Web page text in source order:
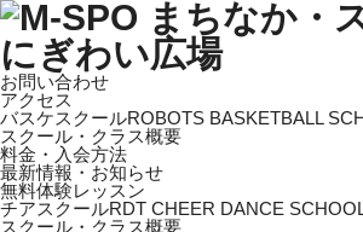
お問い合わせ
アクセス
バスケスクールROBOTS BASKETBALL
スクール・クラス概要
料金・入会方法
最新情報・お知らせ
無料体験レッスン
チアスクールRDT CHEER DANCE
スクール・クラス概要